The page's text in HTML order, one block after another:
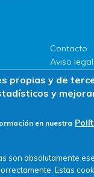
Contacto
Aviso legal
Política
Política de
Buscar
propias y de
y
en nuestra
son absolutamente
Estas